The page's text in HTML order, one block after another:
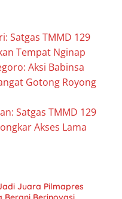
Satgas TMMD 129
Tempat Nginap
Aksi Babinsa
Gotong Royong
Satgas TMMD 129
Akses Lama
Juara Pilmapres